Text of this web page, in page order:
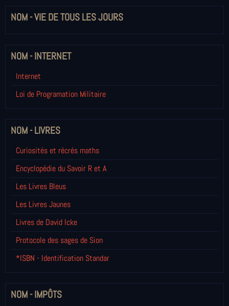
NOM - VIE DE TOUS LES JOURS
NOM - INTERNET
Internet
Loi de Programation Militaire
NOM - LIVRES
Curiosités et récrés maths
Encyclopédie du Savoir R et A
Les Livres Bleus
Les Livres Jaunes
Livres de David Icke
Protocole des sages de Sion
*ISBN - Identification Standar
NOM - IMPÔTS